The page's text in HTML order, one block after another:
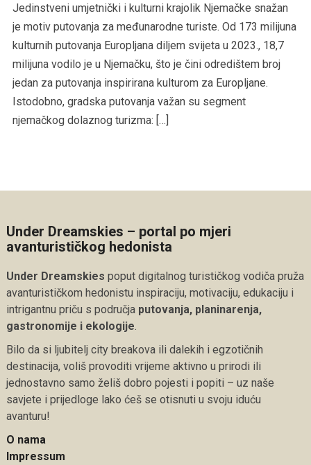
Jedinstveni umjetnički i kulturni krajolik Njemačke snažan
je motiv putovanja za međunarodne turiste. Od 173 milijuna
kulturnih putovanja Europljana diljem svijeta u 2023., 18,7
milijuna vodilo je u Njemačku, što je čini odredištem broj
jedan za putovanja inspirirana kulturom za Europljane.
Istodobno, gradska putovanja važan su segment
njemačkog dolaznog turizma: […]
Under Dreamskies – portal po mjeri
avanturističkog hedonista
Under Dreamskies poput digitalnog turističkog vodiča pruža
avanturističkom hedonistu inspiraciju, motivaciju, edukaciju i
intrigantnu priču s područja putovanja, planinarenja,
gastronomije i ekologije
Bilo da si ljubitelj city breakova ili dalekih i egzotičnih
destinacija, voliš provoditi vrijeme aktivno u prirodi ili
jednostavno samo želiš dobro pojesti i popiti – uz naše
savjete i prijedloge lako ćeš se otisnuti u svoju iduću
avanturu!
O nama
Impressum